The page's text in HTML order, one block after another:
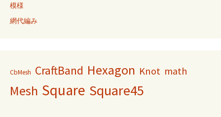
模様
網代編み
CbMesh CraftBand Hexagon Knot math
Mesh Square Square45